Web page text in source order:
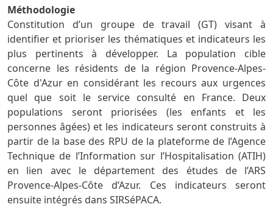
Méthodologie
Constitution d’un groupe de travail (GT) visant à
identifier et prioriser les thématiques et indicateurs les
plus pertinents à développer. La population cible
concerne les résidents de la région Provence-Alpes-
Côte d'Azur en considérant les recours aux urgences
quel que soit le service consulté en France. Deux
populations seront priorisées (les enfants et les
personnes âgées) et les indicateurs seront construits à
partir de la base des RPU de la plateforme de l’Agence
Technique de l’Information sur l’Hospitalisation (ATIH)
en lien avec le département des études de l’ARS
Provence-Alpes-Côte d’Azur. Ces indicateurs seront
ensuite intégrés dans SIRSéPACA.